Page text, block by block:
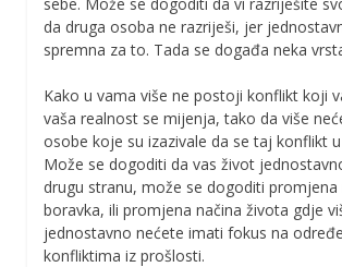
da druga osoba ne razriješi, jer
spremna za to. Tada se događa neka
Kako u vama više ne postoji konflikt koji
vaša realnost se mijenja, tako da više
osobe koje su izazivale da se taj konflikt
Može se dogoditi da vas život
drugu stranu, može se dogoditi
boravka, ili promjena načina života gdje
jednostavno nećete imati fokus na
konfliktima iz prošlosti.